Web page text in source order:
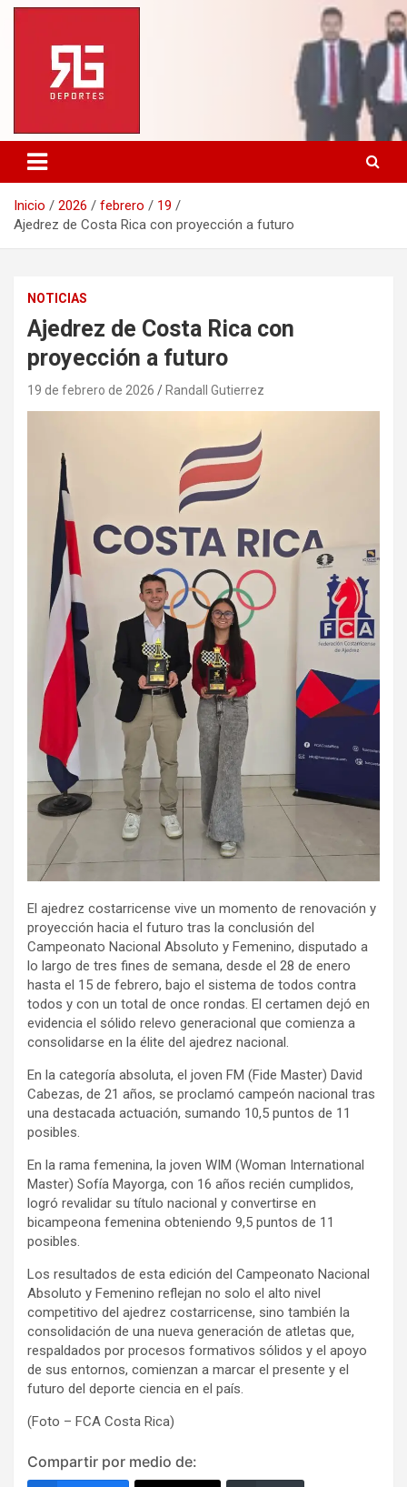
Saltar
contenido
Inicio 2026 febrero
19
Ajedrez de Costa Rica con proyección a futuro
NOTICIAS
Ajedrez de Costa Rica con
proyección a futuro
19 de febrero de 2026 Randall Gutierrez
El ajedrez costarricense vive un momento de renovación y
proyección hacia el futuro tras la conclusión del
Campeonato Nacional Absoluto y Femenino, disputado a
lo largo de tres fines de semana, desde el 28 de enero
hasta el 15 de febrero, bajo el sistema de todos contra
todos y con un total de once rondas. El certamen dejó en
evidencia el sólido relevo generacional que comienza a
consolidarse en la élite del ajedrez nacional.
En la categoría absoluta, el joven FM (Fide Master) David
Cabezas, de 21 años, se proclamó campeón nacional tras
una destacada actuación, sumando 10,5 puntos de 11
posibles.
En la rama femenina, la joven WIM (Woman International
Master) Sofía Mayorga, con 16 años recién cumplidos,
logró revalidar su título nacional y convertirse en
bicampeona femenina obteniendo 9,5 puntos de 11
posibles.
Los resultados de esta edición del Campeonato Nacional
Absoluto y Femenino reflejan no solo el alto nivel
competitivo del ajedrez costarricense, sino también la
consolidación de una nueva generación de atletas que,
respaldados por procesos formativos sólidos y el apoyo
de sus entornos, comienzan a marcar el presente y el
futuro del deporte ciencia en el país.
(Foto – FCA Costa Rica)
Compartir por medio de: